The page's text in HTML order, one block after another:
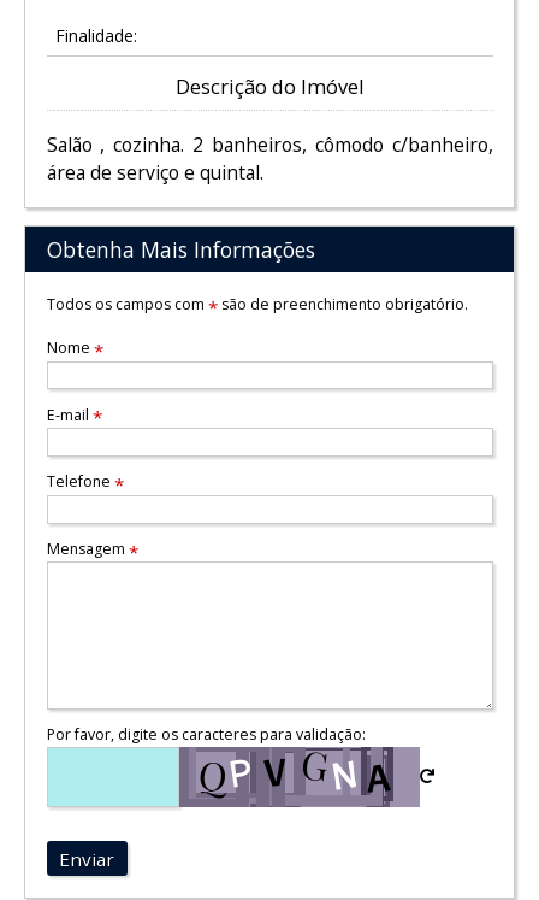
Finalidade:
Descrição do Imóvel
Salão , cozinha. 2 banheiros, cômodo c/banheiro,
área de serviço e quintal.
Obtenha Mais Informações
Todos os campos com *são de preenchimento obrigatório.
Nome *
E-mail *
Telefone *
Mensagem *
Por favor, digite os caracteres para validação:
Enviar